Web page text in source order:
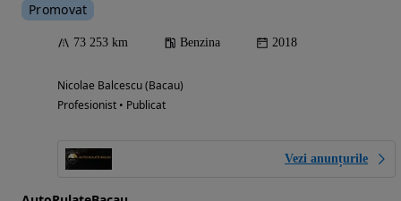
Promovat
73 253 km Benzina 2018
Nicolae Balcescu (Bacau)
Profesionist • Publicat
Vezi anunțurile